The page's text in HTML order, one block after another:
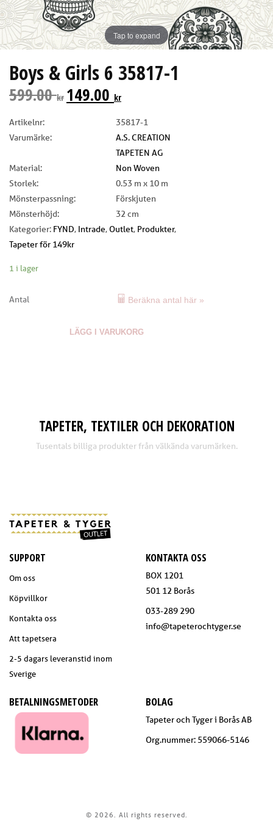
Tap to expand
Boys & Girls 6 35817-1
599.00kr 149.00 kr
Artikelnr:
35817-1
Varumärke:
A.S. CREATION
TAPETEN AG
Material:
Non Woven
Storlek:
0.53 m x 10 m
Mönsterpassning:
Förskjuten
Mönsterhöjd:
32 cm
Kategorier: FYND, Intrade, Outlet, Produkter,
Tapeter för 149kr
1 i lager
Antal Beräkna antal här »
LÄGG I VARUKORG
TAPETER, TEXTILER OCH DEKORATION
Tusentals billiga produkter från välkända varumärken.
SUPPORT
Om oss
Köpvillkor
Kontakta oss
Att tapetsera
2-5 dagars leveranstid inom
Sverige
KONTAKTA OSS
BOX 1201
501 12 Borås
033-289 290
info@tapeterochtyger.se
BETALNINGSMETODER BOLAG
Tapeter och Tyger i Borås AB
Org.nummer: 559066-5146
© 2026. All rights reserved.